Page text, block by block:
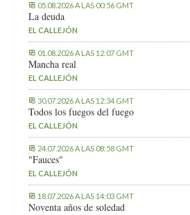
05.08.2026 A LAS 00:56 GMT
La deuda
EL CALLEJÓN
01.08.2026 A LAS 12:07 GMT
Mancha real
EL CALLEJÓN
30.07.2026 A LAS 12:34 GMT
Todos los fuegos del fuego
EL CALLEJÓN
24.07.2026 A LAS 08:58 GMT
"Fauces"
EL CALLEJÓN
18.07.2026 A LAS 14:03 GMT
Noventa años de soledad